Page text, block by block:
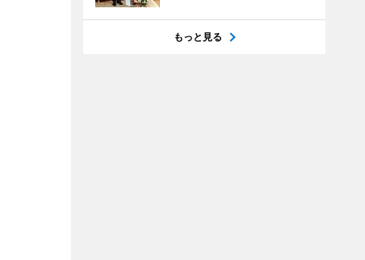
もっと見る